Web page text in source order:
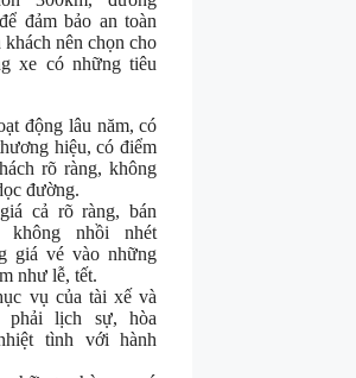
đảm bảo an toàn
nên chọn cho
xe có những tiêu
động lâu năm, có
hiệu, có điểm
rõ ràng, không
đường.
cả rõ ràng, bán
không nhồi nhét
giá vé vào những
như lễ, tết.
vụ của tài xế và
phải lịch sự, hòa
tình với hành